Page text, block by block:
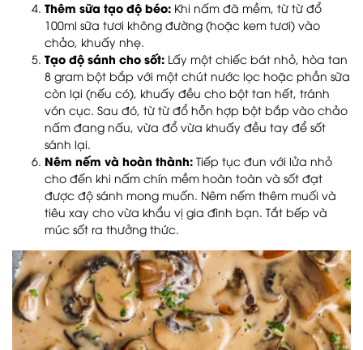
Thêm sữa tạo độ béo: Khi nấm đã mềm, từ từ đổ
100ml sữa tươi không đường (hoặc kem tươi) vào
chảo, khuấy nhẹ.
Tạo độ sánh cho sốt: Lấy một chiếc bát nhỏ, hòa tan
8 gram bột bắp với một chút nước lọc hoặc phần sữa
còn lại (nếu có), khuấy đều cho bột tan hết, tránh
vón cục. Sau đó, từ từ đổ hỗn hợp bột bắp vào chảo
nấm đang nấu, vừa đổ vừa khuấy đều tay để sốt
sánh lại.
Nêm nếm và hoàn thành: Tiếp tục đun với lửa nhỏ
cho đến khi nấm chín mềm hoàn toàn và sốt đạt
được độ sánh mong muốn. Nêm nếm thêm muối và
tiêu xay cho vừa khẩu vị gia đình bạn. Tắt bếp và
múc sốt ra thưởng thức.